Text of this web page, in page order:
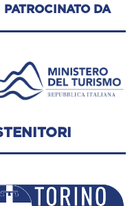
PATROCINATO DA